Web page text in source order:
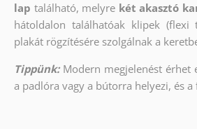
lap található, melyre két akasztó
hátoldalon találhatóak klipek (flexi
plakát rögzítésére szolgálnak a
Tippünk: Modern megjelenést érhet
a padlóra vagy a bútorra helyezi, és a